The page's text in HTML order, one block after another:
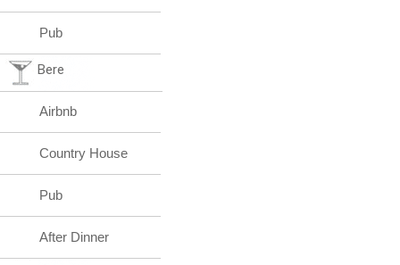
Pub
Bere
Airbnb
Country House
Pub
After Dinner